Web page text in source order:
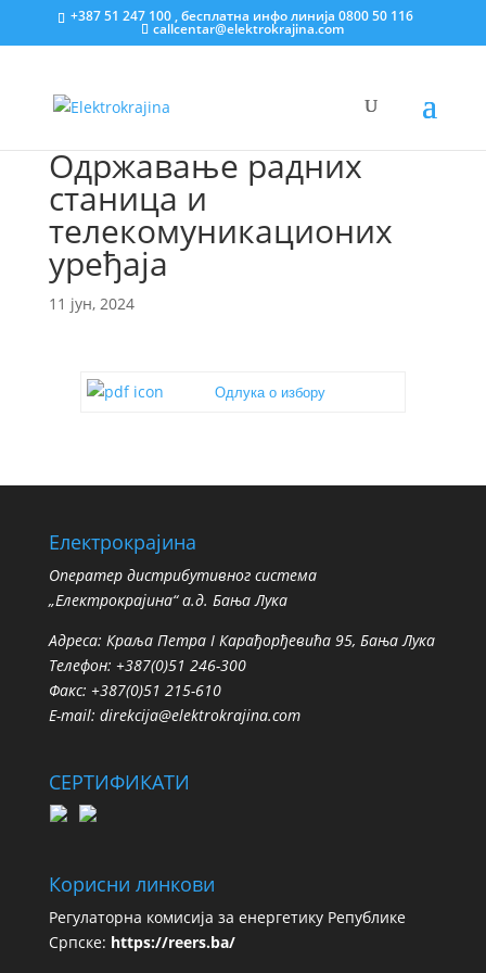
+387 51 247 100 , бесплатна инфо линија 0800 50 116
callcentar@elektrokrajina.com
Одржавање радних
станица и
телекомуникационих
уређаја
11 јун, 2024
Одлука о избору
Електрокрајина
Oператер дистрибутивног система
„Електрокрајина“ а.д. Бања Лука
Адреса: Краља Петра I Карађорђевића 95, Бања Лука
Телефон: +387(0)51 246-300
Факс: +387(0)51 215-610
E-mail: direkcija@elektrokrajina.com
СЕРТИФИКАТИ
Корисни линкови
Регулаторна комисија за енергетику Републике
Српске: https://reers.ba/